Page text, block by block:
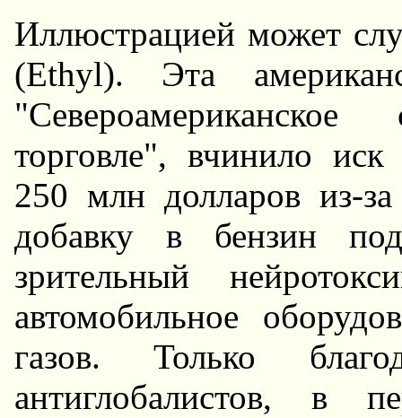
Иллюстрацией может
(Ethyl). Эта
торговле", вчинило иск
250 млн долларов из-за
добавку в бензин
зрительный
автомобильное
газов. Только
антиглобалистов, в